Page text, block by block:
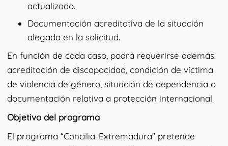
actualizado.
Documentación acreditativa de la situación
alegada en la solicitud.
En función de cada caso, podrá requerirse además
acreditación de discapacidad, condición de víctima
de violencia de género, situación de dependencia o
documentación relativa a protección internacional.
Objetivo del programa
El programa “Concilia-Extremadura” pretende